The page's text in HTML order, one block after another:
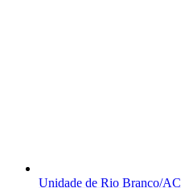
Unidade de Rio Branco/AC